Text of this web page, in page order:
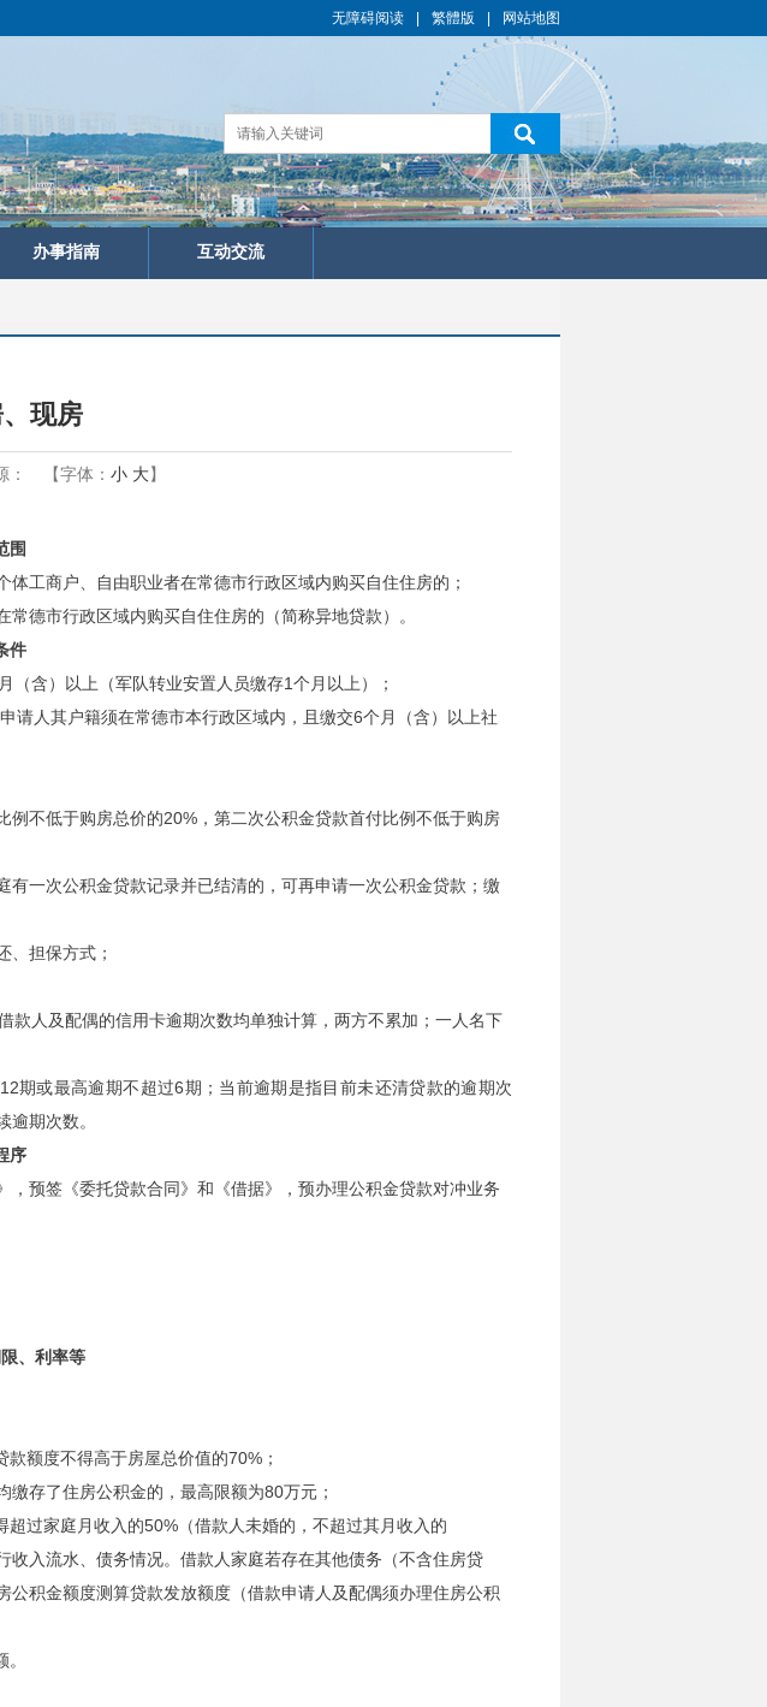
无障碍阅读 繁體版 网站地图
办事指南 互动交流
现房
： 【字体： 小 大】
围
工商户、自由职业者在常德市行政区域内购买自住住房的；
德市行政区域内购买自住住房的（简称异地贷款）。
件
（含）以上（军队转业安置人员缴存1个月以上）；
请人其户籍须在常德市本行政区域内，且缴交6个月（含）以上社
例不低于购房总价的20%，第二次公积金贷款首付比例不低于购房
有一次公积金贷款记录并已结清的，可再申请一次公积金贷款；缴
、担保方式；
人及配偶的信用卡逾期次数均单独计算，两方不累加；一人名下
期或最高逾期不超过6期；当前逾期是指目前未还清贷款的逾期次
期次数。
序
，预签《委托贷款合同》和《借据》，预办理公积金贷款对冲业务
、利率等
额度不得高于房屋总价值的70%；
存了住房公积金的，最高限额为80万元；
过家庭月收入的50%（借款人未婚的，不超过其月收入的
入流水、债务情况。借款人家庭若存在其他债务（不含住房贷
积金额度测算贷款发放额度（借款申请人及配偶须办理住房公积